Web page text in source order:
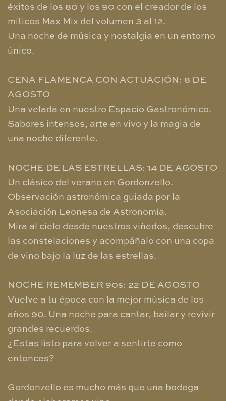
éxitos de los 80 y los 90 con el creador de los
míticos Max Mix del volumen 3 al 12.
Una noche de música y nostalgia en un entorno
único.
CENA FLAMENCA CON ACTUACIÓN: 8 DE
AGOSTO
Una velada en nuestro Espacio Gastronómico.
Sabores intensos, arte en vivo y la magia de
una noche diferente.
NOCHE DE LAS ESTRELLAS: 14 DE AGOSTO
Un clásico del verano en Gordonzello.
Observación astronómica guiada por la
Asociación Leonesa de Astronomía.
Mira al cielo desde nuestros viñedos, descubre
las constelaciones y acompáñalo con una copa
de vino bajo la luz de las estrellas.
NOCHE REMEMBER 90s: 22 DE AGOSTO
Vuelve a tu época con la mejor música de los
años 90. Una noche para cantar, bailar y revivir
grandes recuerdos.
¿Estas listo para volver a sentirte como
entonces?
Gordonzello es mucho más que una bodega